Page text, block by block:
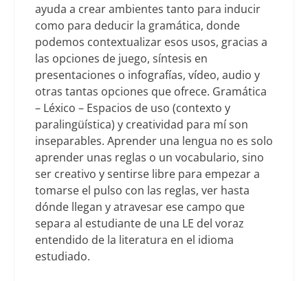
ayuda a crear ambientes tanto para inducir
como para deducir la gramática, donde
podemos contextualizar esos usos, gracias a
las opciones de juego, síntesis en
presentaciones o infografías, vídeo, audio y
otras tantas opciones que ofrece. Gramática
– Léxico – Espacios de uso (contexto y
paralingüística) y creatividad para mí son
inseparables. Aprender una lengua no es solo
aprender unas reglas o un vocabulario, sino
ser creativo y sentirse libre para empezar a
tomarse el pulso con las reglas, ver hasta
dónde llegan y atravesar ese campo que
separa al estudiante de una LE del voraz
entendido de la literatura en el idioma
estudiado.